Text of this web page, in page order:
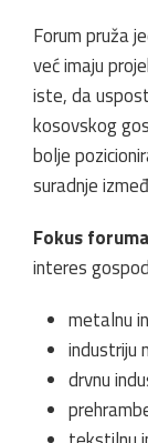
Forum pruža
već imaju
iste, da
kosovskog
bolje
suradnje
Fokus foruma
interes
metalnu
industriju
drvnu